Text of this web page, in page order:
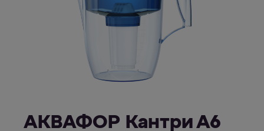
АКВАФОР Кантри А6